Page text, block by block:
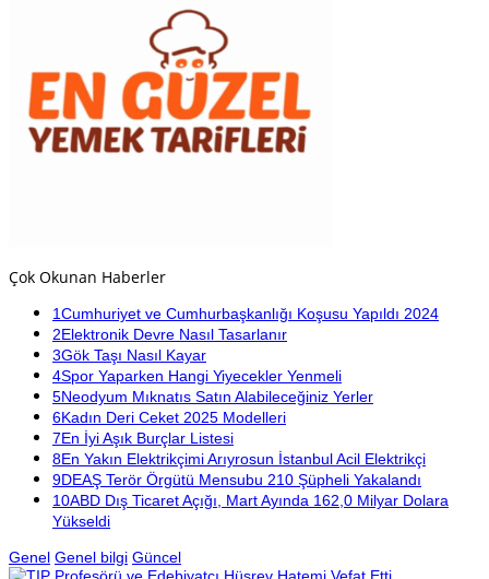
Çok Okunan Haberler
1Cumhuriyet ve Cumhurbaşkanlığı Koşusu Yapıldı 2024
2Elektronik Devre Nasıl Tasarlanır
3Gök Taşı Nasıl Kayar
4Spor Yaparken Hangi Yiyecekler Yenmeli
5Neodyum Mıknatıs Satın Alabileceğiniz Yerler
6Kadın Deri Ceket 2025 Modelleri
7En İyi Aşık Burçlar Listesi
8En Yakın Elektrikçimi Arıyrosun İstanbul Acil Elektrikçi
9DEAŞ Terör Örgütü Mensubu 210 Şüpheli Yakalandı
10ABD Dış Ticaret Açığı, Mart Ayında 162,0 Milyar Dolara
Yükseldi
Genel Genel bilgi Güncel